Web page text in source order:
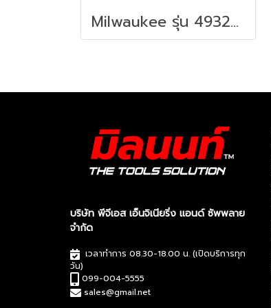
Milwaukee รุ่น 4932498643 PACKOUT™ ขายึดกล่องเครื่องมือ (2 ชิ้น) รหัส 4932498643
บริษัท พีจีเอส เอ็นจิเนียริ่ง แอนด์ ซัพพลาย
จำกัด
เวลาทำการ 08.30-18.00 น. (เปิดบริการทุก
วัน)
099-004-5555
sales@gmail.net